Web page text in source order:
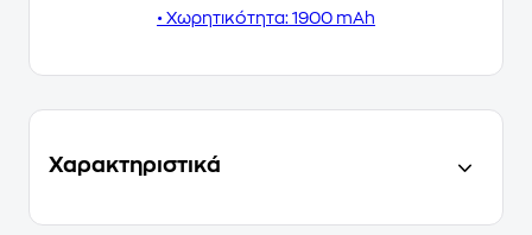
• Χωρητικότητα: 1900 mAh
Χαρακτηριστικά